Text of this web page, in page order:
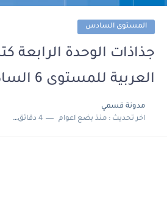
المستوى السادس
جذاذات الوحدة الرابعة
العربية للمستوى 6 السادس
مدونة قسمي
اخر تحديث :منذ بضع اعوام 4 دقائق للقراءة